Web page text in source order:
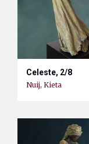
Celeste, 2/8
Nuij, Kieta